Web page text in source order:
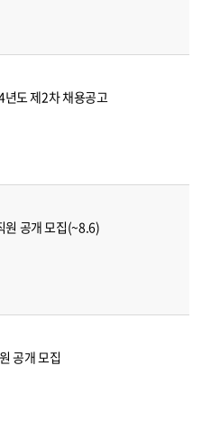
도 제2차 채용공고
원 공개 모집(~8.6)
공개 모집